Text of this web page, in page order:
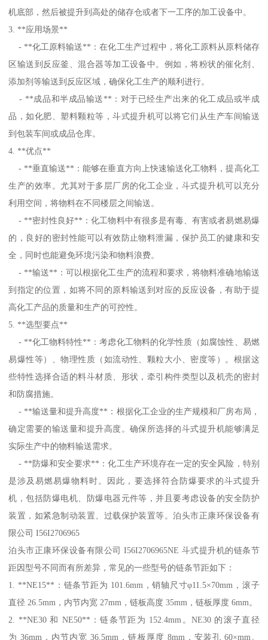
机底部，然后被提升到高处的储存仓或者下一工序的加工设备中。
3. **应用场景**
- **化工原料输送**：在化工生产过程中，将化工原料从原料储存
区输送到反应釜、混合器等加工设备中。例如，将粉状的催化剂、
添加剂等输送到反应区域，确保化工生产的顺利进行。
- **成品和半成品输送**：对于已经生产出来的化工成品或半成
品，如化肥、塑料颗粒等，斗式提升机可以将它们从生产车间输送
到包装车间或成品仓库。
4. **优点**
- **垂直输送**：能够在垂直方向上快速输送化工物料，提高化工
生产的效率。尤其对于多层厂房的化工企业，斗式提升机可以充分
利用空间，将物料在不同楼层之间输送。
- **密封性良好**：化工物料中有很多是有毒、有害或者易燃易爆
的，良好的密封性能可以有效防止物料泄漏，保护员工的健康和安
全，同时也能避免环境污染和物料浪费。
- **输送**：可以根据化工生产的流程和要求，将物料准确地输送
到指定的位置，如将不同的原料输送到对应的反应设备，有助于提
高化工产品的质量和生产的可控性。
5. **选型要点**
- **化工物料特性**：考虑化工物料的化学性质（如腐蚀性、易燃
易爆性等）、物理性质（如流动性、颗粒大小、密度等）。根据这
些特性选择合适的料斗材质、形状，牵引构件类型以及机壳的密封
和防腐措施。
- **输送量和提升高度**：根据化工企业的生产规模和厂房布局，
确定需要的输送量和提升高度。确保所选择的斗式提升机能够满足
实际生产中的物料输送需求。
- **防爆和安全要求**：化工生产环境存在一定的安全风险，特别
是涉及易燃易爆物料时。因此，要选择符合防爆要求的斗式提升
机，包括防爆电机、防爆电器元件等，并且要考虑设备的安全防护
装置，如紧急制动装置、过载保护装置等。泊头市正康环保设备有
限公司 I56I2706965
泊头市正康环保设备有限公司 I56I2706965NE 斗式提升机的链条节
距因型号不同而有所差异，常见的一些型号的链条节距如下：
1. **NE15**：链条节距为 101.6mm，销轴尺寸φ11.5×70mm，滚子
直径 26.5mm，内节内宽 27mm，链板高度 35mm，链板厚度 6mm。
2. **NE30 和 NE50**：链条节距为 152.4mm。NE30 的滚子直径
为 36mm，内节内宽 36.5mm，链板厚度 8mm，安装孔 60×mm。